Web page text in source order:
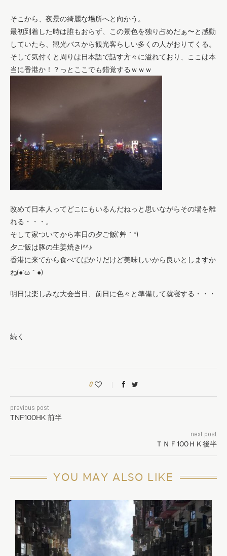
そこから、夜景の綺麗な場所へと向かう。
最初到着した時は誰もおらず、この景色を独り占めだぁ〜と感動
していたら、観光バスから観光客らしい多くの人がおりてくる。
そして気付くと周りは日本語で話す方々に溢れており、ここは本
当に香港か！？っとここでも錯覚するｗｗｗ
改めて日本人ってどこにもいるんだねっと思いながらその場を離
れる・・・。
そして家ついてから本日の夕ご飯(´艸｀*)
夕ご飯は豚の生姜焼き(^^♪
香港に来てから食べてばかりだけど美味しいから良いとしますか
ね(●´ω｀●)
明日は楽しみな大会当日、前日に色々と準備して就寝する・・・
続く
0
previous post
TNF100HK 前半
next post
ＴＮＦ100ＨＫ後半
YOU MAY ALSO LIKE